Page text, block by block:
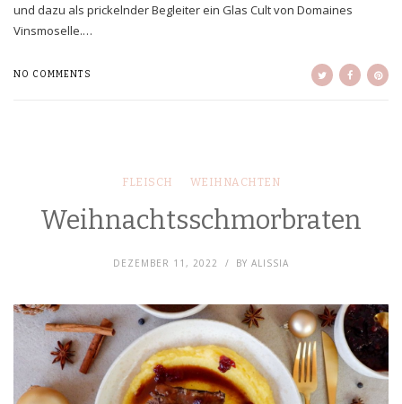
und dazu als prickelnder Begleiter ein Glas Cult von Domaines
Vinsmoselle.…
NO COMMENTS
FLEISCH WEIHNACHTEN
Weihnachtsschmorbraten
DEZEMBER 11, 2022 BY ALISSIA